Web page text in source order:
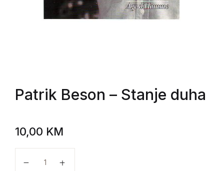
Patrik Beson – Stanje duha
10,00 KM